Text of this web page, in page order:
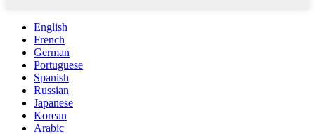
English
French
German
Portuguese
Spanish
Russian
Japanese
Korean
Arabic